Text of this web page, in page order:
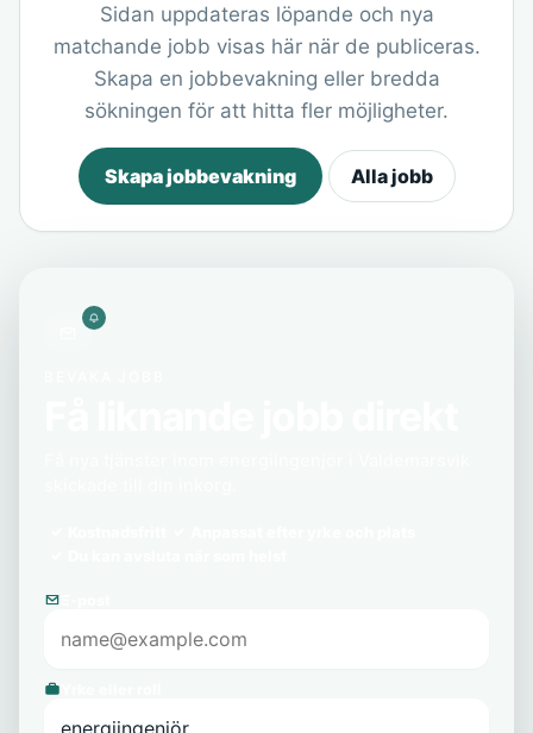
Sidan uppdateras löpande och nya
matchande jobb visas här när de publiceras.
Skapa en jobbevakning eller bredda
sökningen för att hitta fler möjligheter.
Skapa jobbevakning Alla jobb